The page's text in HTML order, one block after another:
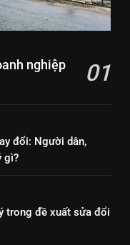
nghiệp 01
đổi: Người dân,
gì?
trong đề xuất sửa đổi